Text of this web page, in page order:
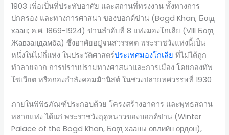
1903 เพื่อเป็นที่ประทับอาศัย และสถานที่ทรงงาน ทั้งทางการ
ปกครอง และทางการศาสนา ของบอกด์ข่าน (Bogd Khan, Богд
хаан; ค.ศ. 1869-1924) ข่านลำดับที่ 8 แห่งมองโกเลีย (VIII Богд
Жавзандамба) ซึ่งอาศัยอยู่จนสวรรคต พระราชวังแห่งนี้เป็น
หนึ่งในไม่กี่แห่ง ในประวัติศาสตร์ประเทศมองโกเลีย ที่ไม่ได้ถูก
ทำลายจาก การปราบปรามทางศาสนาและการเมือง โดยกองทัพ
โซเวียต หรือกองกำลังคอมมิวนิสต์ ในช่วงปลายทศวรรษที่ 1930
ภายในพิพิธภัณฑ์ประกอบด้วย โครงสร้างอาคาร และพุทธสถาน
หลายแห่ง ได้แก่ พระราชวังฤดูหนาวของบอกด์ข่าน (Winter
Palace of the Bogd Khan, Богд хааны өвлийн ордон),